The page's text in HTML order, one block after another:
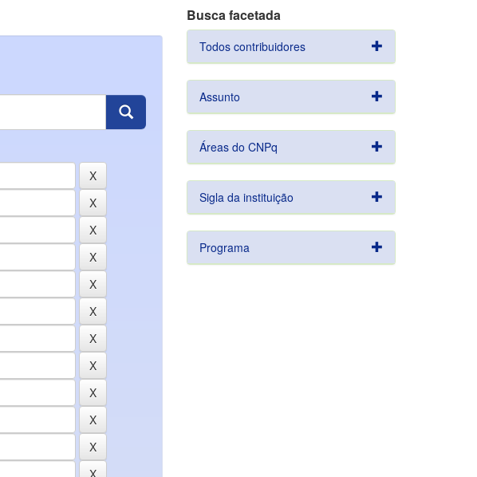
Busca facetada
Todos contribuidores
Assunto
Áreas do CNPq
Sigla da instituição
Programa